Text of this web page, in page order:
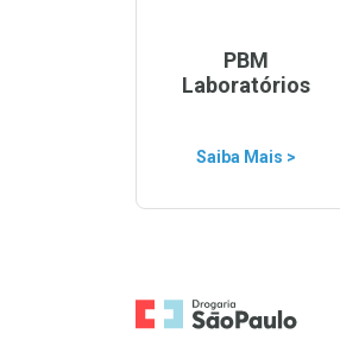
PBM
Laboratórios
Saiba Mais >
Ir para a Home